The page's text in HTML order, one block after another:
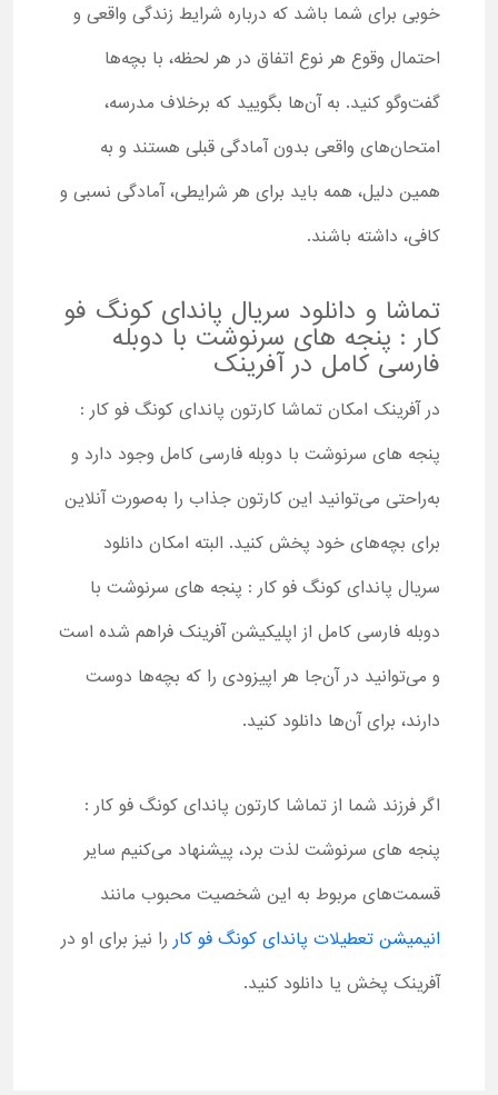
خوبی برای شما باشد که درباره شرایط زندگی واقعی و
احتمال وقوع هر نوع اتفاق در هر لحظه، با بچه‌ها
گفت‌وگو کنید. به آن‌ها بگویید که برخلاف مدرسه،
امتحان‌های واقعی بدون آمادگی قبلی هستند و به
همین دلیل، همه باید برای هر شرایطی، آمادگی نسبی و
کافی، داشته باشند.
تماشا و دانلود سریال پاندای کونگ فو
کار : پنجه های سرنوشت با دوبله
فارسی کامل در آفرینک
در آفرینک امکان تماشا کارتون پاندای کونگ فو کار :
پنجه های سرنوشت با دوبله فارسی کامل وجود دارد و
به‌راحتی می‌توانید این کارتون جذاب را به‌صورت آنلاین
برای بچه‌های خود پخش کنید. البته امکان دانلود
سریال پاندای کونگ فو کار : پنجه های سرنوشت با
دوبله فارسی کامل از اپلیکیشن آفرینک فراهم شده است
و می‌توانید در آن‌جا هر اپیزودی را که بچه‌ها دوست
دارند، برای آن‌ها دانلود کنید.
اگر فرزند شما از تماشا کارتون پاندای کونگ فو کار :
پنجه های سرنوشت لذت برد، پیشنهاد می‌کنیم سایر
قسمت‌های مربوط به این شخصیت محبوب مانند
انیمیشن تعطیلات پاندای کونگ فو کار را نیز برای او در
آفرینک پخش یا دانلود کنید.